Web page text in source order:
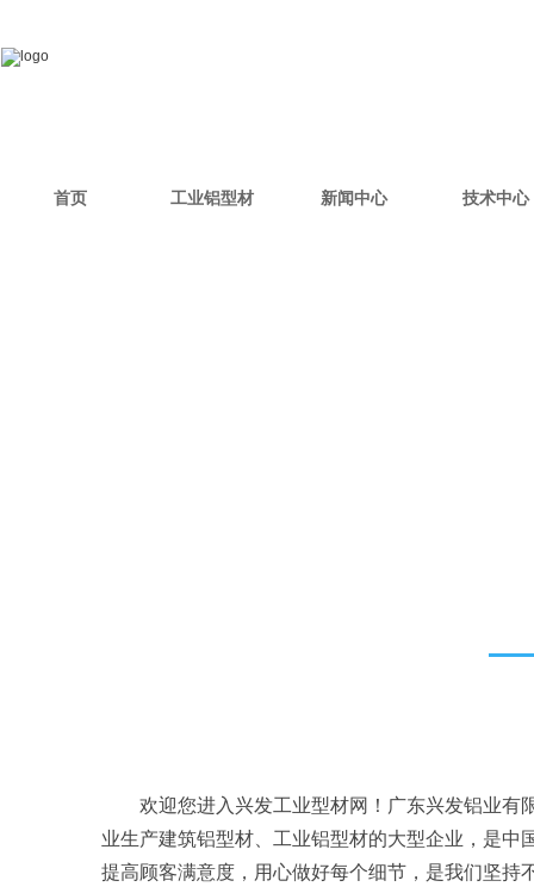
首页 工业铝型材 新闻中心 技术中心
欢迎您进入兴发工业型材网！广东兴发铝业有
业生产建筑铝型材、工业铝型材的大型企业，是中
提高顾客满意度，用心做好每个细节，是我们坚